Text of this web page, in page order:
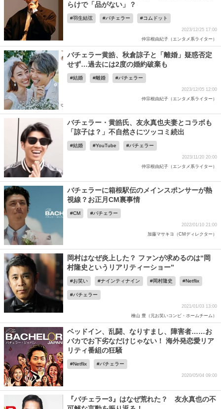
らけで「品がない」？
羽生結弦 バチェラー コムドット
2023/12/25 17:00
仲宗根由紀子（エンタメ系ライター）
バチェラー黄皓、秋倉諒子と「離婚」疑惑否定
せず…過去には2度の婚約破棄も
結婚 離婚 バチェラー
2023/12/05 12:00
仲宗根由紀子（エンタメ系ライター）
バチェラー・黄皓氏、友永真也夫妻とコラボも
「諒子は？」不自然さにツッコミ続出
結婚 YouTube バチェラー
2023/11/20 20:00
仲宗根由紀子（エンタメ系ライター）
バチェラーに箱根駅伝のメインスポンサーが熱
視線？お正月CM裏事情
CM バチェラー
2022/01/10 21:00
加藤マサキヨ（CMディレクター）
岡村はなぜ炎上した？ ファンが求めるのは“岡
村隆史というリアリティーショー”
お笑い ナインティナイン 岡村隆史 Netflix
バチェラー
2021/01/03 13:00
檜山 豊（元お笑いコンビ・ホームチーム）
ベッドイン、乱闘、なりすまし、障害者……お
バカでお下劣なだけじゃない！ 海外発恋愛リア
リティ番組の狂騒
Netflix バチェラー
2020/05/04 09:00
『バチェラー3』はなぜ荒れた？ 友永真也の不